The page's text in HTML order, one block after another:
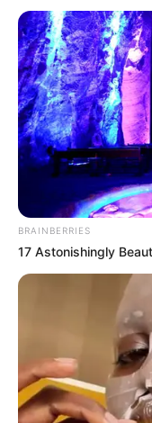
Пресслужба
23.07.2025 10:23
BRAINBERRIES
17 Astonishingly